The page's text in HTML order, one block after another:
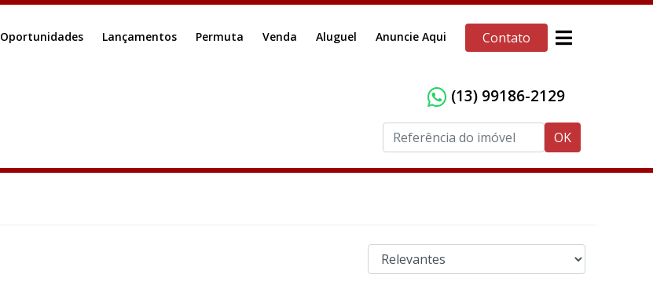
Oportunidades Lançamentos Permuta Venda Aluguel Anuncie Aqui Contato
(13) 99186-2129
OK